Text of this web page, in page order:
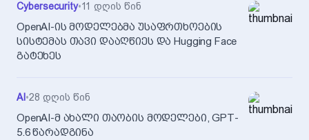
Cybersecurity•11 დღის წინ
OpenAI-ის მოდელებმა უსაფრთხოების
სისტემას თავი დააღწიეს და Hugging Face
გატეხეს
AI •28 დღის წინ
OpenAI-მ ახალი თაობის მოდელები, GPT-
5.6 წარადგინა